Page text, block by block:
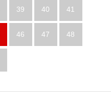
39 40 41
46 47 48